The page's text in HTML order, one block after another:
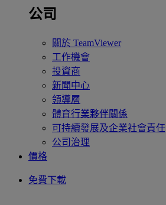
公司
關於 TeamViewer
工作機會
投資商
新聞中心
領導層
體育行業夥伴關係
可持續發展及企業社會責任
公司治理
價格
免費下載